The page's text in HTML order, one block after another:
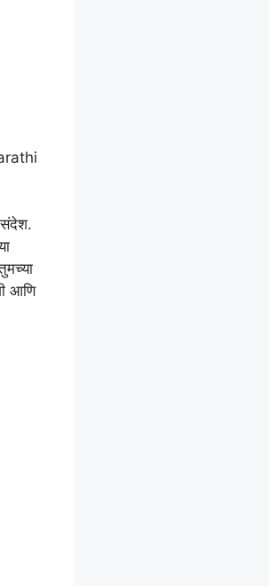
संदेश.
आणि